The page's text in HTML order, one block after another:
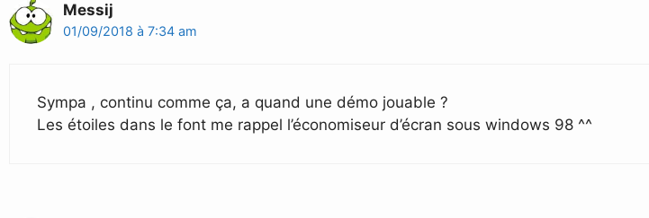
Messij
01/09/2018 à 7:34 am
Sympa , continu comme ça, a quand une démo jouable ?
Les étoiles dans le font me rappel l’économiseur d’écran sous windows 98 ^^